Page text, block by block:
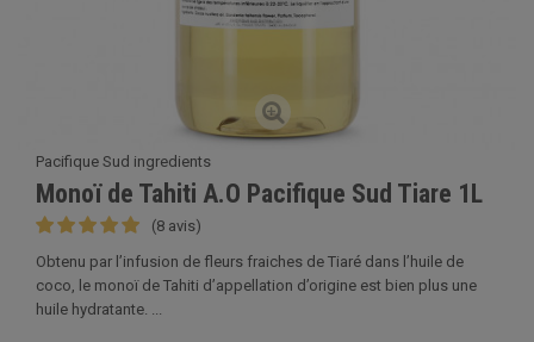
Pacifique Sud ingredients
Monoï de Tahiti A.O Pacifique Sud Tiare 1L
(8 avis)
Obtenu par l’infusion de fleurs fraiches de Tiaré dans l’huile de
coco, le monoï de Tahiti d’appellation d’origine est bien plus une
huile hydratante. ...